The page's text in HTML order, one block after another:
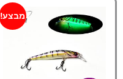
מבצע!